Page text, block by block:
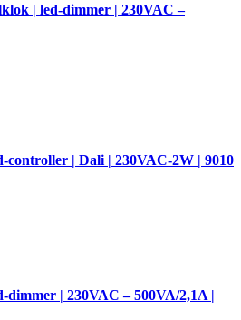
| led-dimmer | 230VAC –
controller | Dali | 230VAC-2W | 9010
dimmer | 230VAC – 500VA/2,1A |